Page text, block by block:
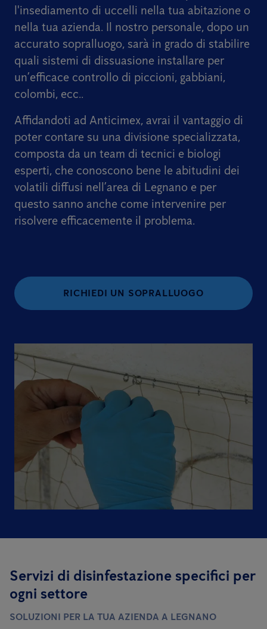
l'insediamento di uccelli nella tua abitazione o
nella tua azienda. Il nostro personale, dopo un
accurato sopralluogo, sarà in grado di stabilire
quali sistemi di dissuasione installare per
un’efficace controllo di piccioni, gabbiani,
colombi, ecc..
Affidandoti ad Anticimex, avrai il vantaggio di
poter contare su una divisione specializzata,
composta da un team di tecnici e biologi
esperti, che conoscono bene le abitudini dei
volatili diffusi nell’area di Legnano e per
questo sanno anche come intervenire per
risolvere efficacemente il problema.
RICHIEDI UN SOPRALLUOGO
Servizi di disinfestazione specifici per
ogni settore
SOLUZIONI PER LA TUA AZIENDA A LEGNANO